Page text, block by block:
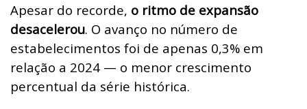
Apesar do recorde, o ritmo de expansão
desacelerou. O avanço no número de
estabelecimentos foi de apenas 0,3% em
relação a 2024 — o menor crescimento
percentual da série histórica.